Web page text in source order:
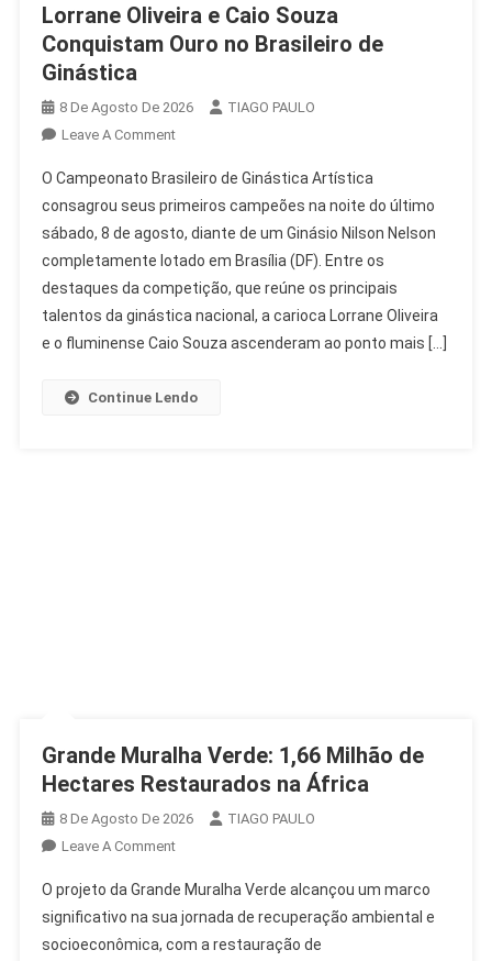
Lorrane Oliveira e Caio Souza
Conquistam Ouro no Brasileiro de
Ginástica
8 De Agosto De 2026
TIAGO PAULO
Leave A CommentOn
Oliveira
E
Caio
Souza
Conquistam
Ouro
No
O Campeonato Brasileiro de Ginástica Artística
consagrou seus primeiros campeões na noite do último
sábado, 8 de agosto, diante de um Ginásio Nilson Nelson
completamente lotado em Brasília (DF). Entre os
destaques da competição, que reúne os principais
talentos da ginástica nacional, a carioca Lorrane Oliveira
e o fluminense Caio Souza ascenderam ao ponto mais […]
Continue Lendo
Grande Muralha Verde: 1,66 Milhão de
Hectares Restaurados na África
8 De Agosto De 2026
TIAGO PAULO
Leave A CommentOn
Muralha
Verde:
1,66
O projeto da Grande Muralha Verde alcançou um marco
significativo na sua jornada de recuperação ambiental e
socioeconômica, com a restauração de